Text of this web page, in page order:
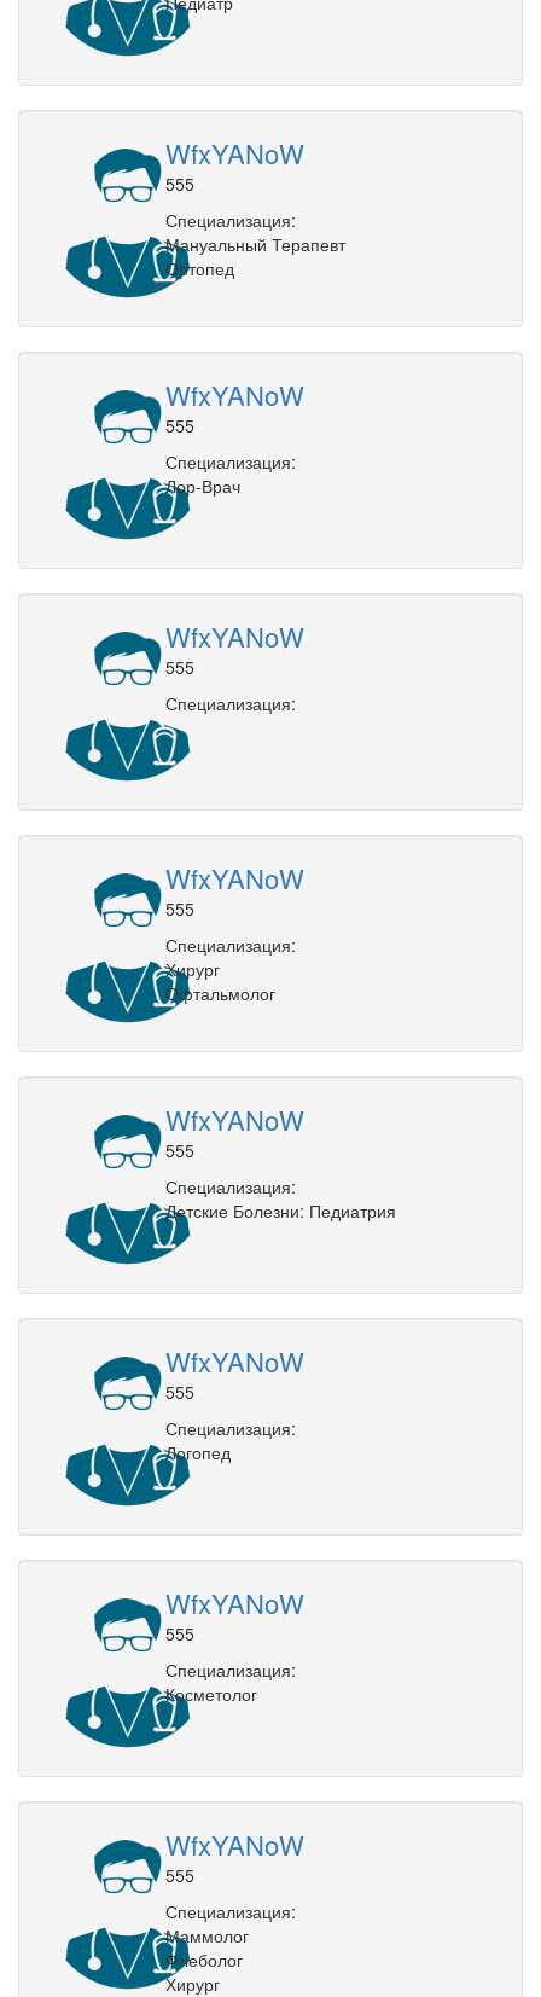
WfxYANoW
555
Специализация:
Мануальный Терапевт
Ортопед
WfxYANoW
555
Специализация:
Лор-Врач
WfxYANoW
555
Специализация:
WfxYANoW
555
Специализация:
Хирург
Офтальмолог
WfxYANoW
555
Специализация:
Детские Болезни: Педиатрия
WfxYANoW
555
Специализация:
Логопед
WfxYANoW
555
Специализация:
Косметолог
WfxYANoW
555
Специализация:
Маммолог
Флеболог
Хирург